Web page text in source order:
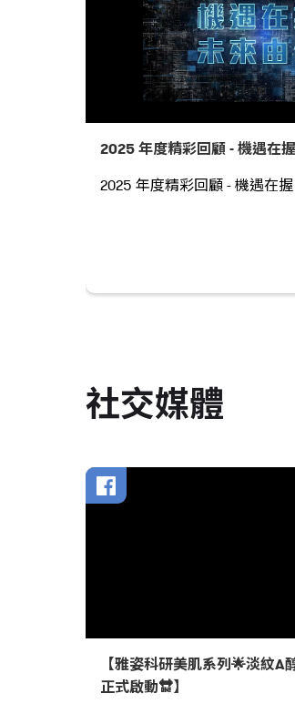
2025 年度精彩回顧 - 機遇在
2025 年度精彩回顧 - 機遇在
社交媒體
【雅姿科研美肌系列🌟淡紋A
正式啟動🔛】